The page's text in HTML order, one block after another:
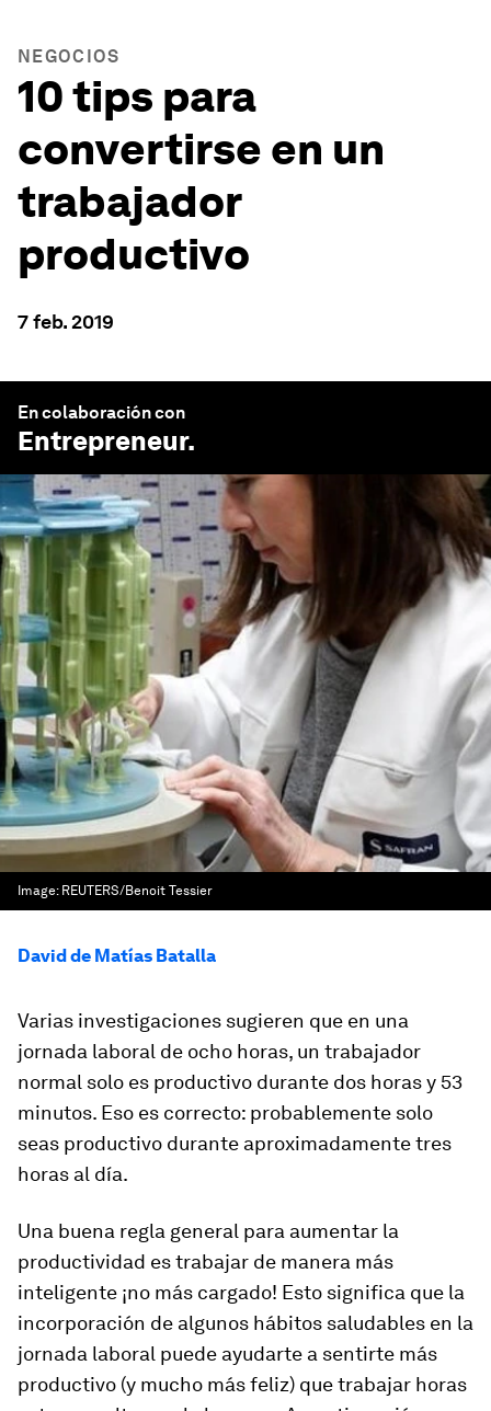
NEGOCIOS
10 tips para
convertirse en un
trabajador
productivo
7 feb. 2019
En colaboración con
Entrepreneur.
Image: REUTERS/Benoit Tessier
David de Matías Batalla
Varias investigaciones sugieren que en una
jornada laboral de ocho horas, un trabajador
normal solo es productivo durante dos horas y 53
minutos. Eso es correcto: probablemente solo
seas productivo durante aproximadamente tres
horas al día.
Una buena regla general para aumentar la
productividad es trabajar de manera más
inteligente ¡no más cargado! Esto significa que la
incorporación de algunos hábitos saludables en la
jornada laboral puede ayudarte a sentirte más
productivo (y mucho más feliz) que trabajar horas